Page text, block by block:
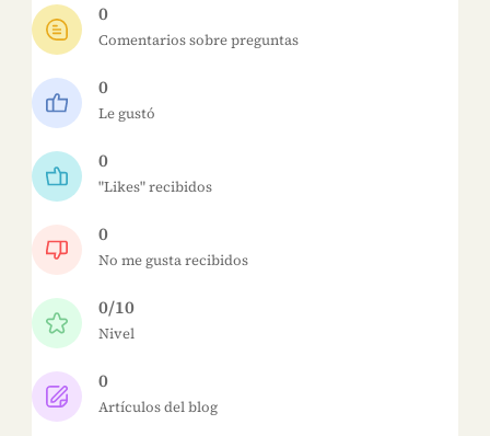
0
Comentarios sobre preguntas
0
Le gustó
0
"Likes" recibidos
0
No me gusta recibidos
0/10
Nivel
0
Artículos del blog